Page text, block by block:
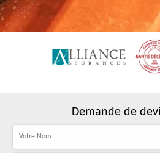
Demande de